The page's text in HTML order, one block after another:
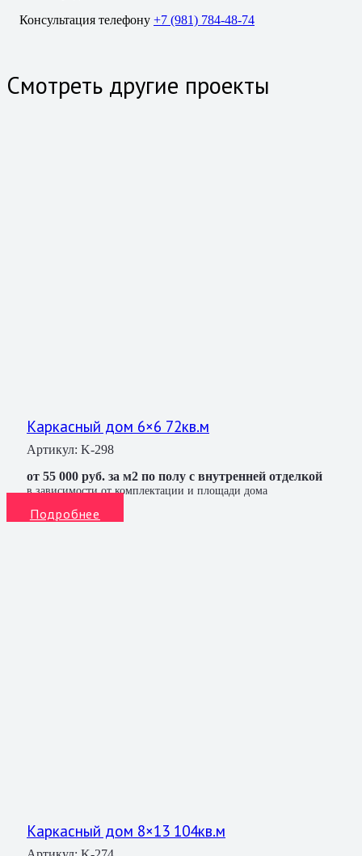
Консультация телефону +7 (981) 784-48-74
Смотреть другие проекты
Каркасный дом 6×6 72кв.м
Артикул: K-298
от 55 000 руб. за м2 по полу с внутренней отделкой
в зависимости от комплектации и площади дома
Подробнее
Каркасный дом 8×13 104кв.м